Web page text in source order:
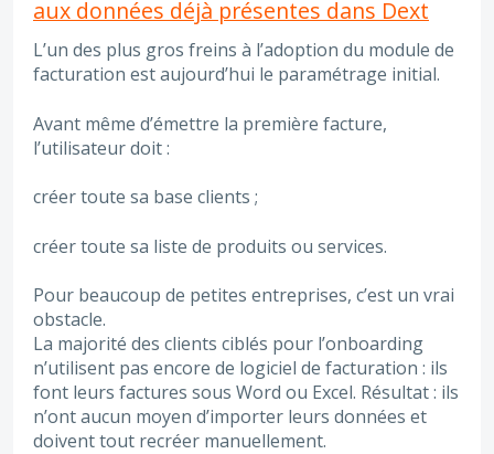
aux données déjà présentes dans Dext
L’un des plus gros freins à l’adoption du module de
facturation est aujourd’hui le paramétrage initial.
Avant même d’émettre la première facture,
l’utilisateur doit :
créer toute sa base clients ;
créer toute sa liste de produits ou services.
Pour beaucoup de petites entreprises, c’est un vrai
obstacle.
La majorité des clients ciblés pour l’onboarding
n’utilisent pas encore de logiciel de facturation : ils
font leurs factures sous Word ou Excel. Résultat : ils
n’ont aucun moyen d’importer leurs données et
doivent tout recréer manuellement.